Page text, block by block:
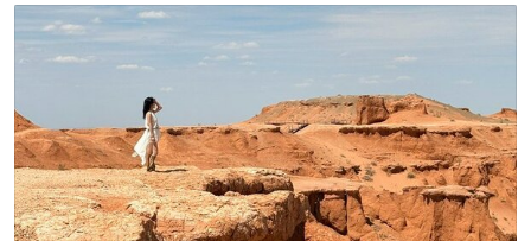
ニャは益々素晴らしい場所になってる
ト
数